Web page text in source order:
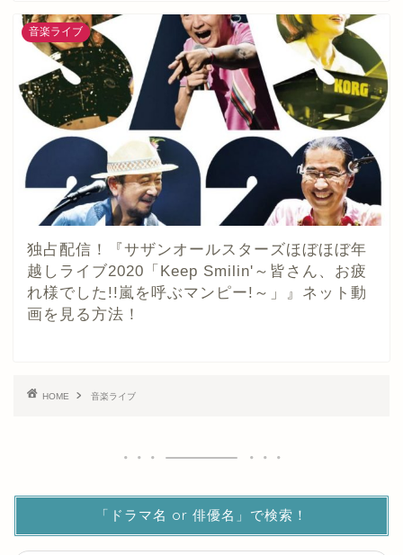
音楽ライブ
独占配信！『サザンオールスターズほぼほぼ年
越しライブ2020「Keep Smilin'～皆さん、お疲
れ様でした!!嵐を呼ぶマンピー!～」』ネット動
画を見る方法！
HOME 音楽ライブ
「ドラマ名 or 俳優名」で検索！